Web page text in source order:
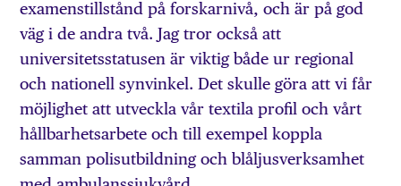
examenstillstånd på forskarnivå, och är på god
väg i de andra två. Jag tror också att
universitetsstatusen är viktig både ur regional
och nationell synvinkel. Det skulle göra att vi får
möjlighet att utveckla vår textila profil och vårt
hållbarhetsarbete och till exempel koppla
samman polisutbildning och blåljusverksamhet